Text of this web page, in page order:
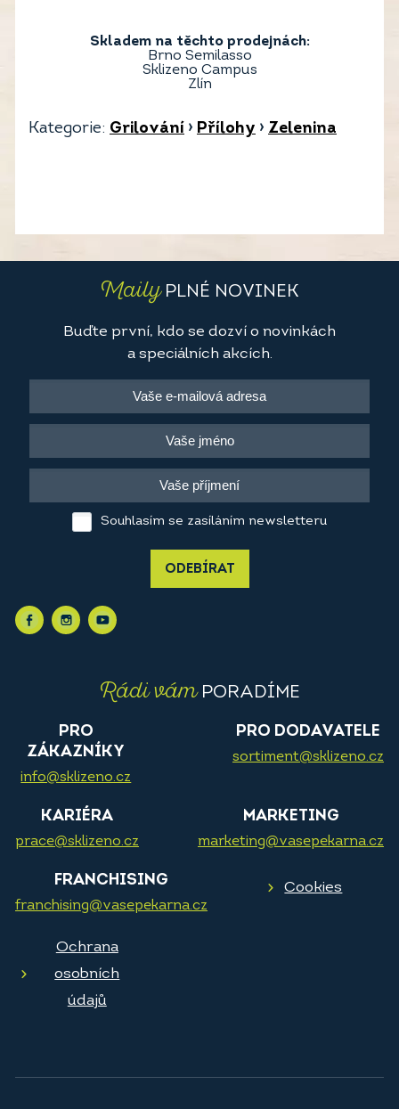
Skladem na těchto prodejnách:
Brno Semilasso
Sklizeno Campus
Zlín
Kategorie: Grilování › Přílohy › Zelenina
MailyPLNÉ NOVINEK
Buďte první, kdo se dozví o novinkách
a speciálních akcích.
Souhlasím se zasíláním newsletteru
ODEBÍRAT
Rádi vámPORADÍME
PRO
ZÁKAZNÍKY
info@sklizeno.cz
PRO DODAVATELE
sortiment@sklizeno.cz
KARIÉRA
prace@sklizeno.cz
MARKETING
marketing@vasepekarna.cz
FRANCHISING
franchising@vasepekarna.cz
Cookies
Ochrana
osobních
údajů